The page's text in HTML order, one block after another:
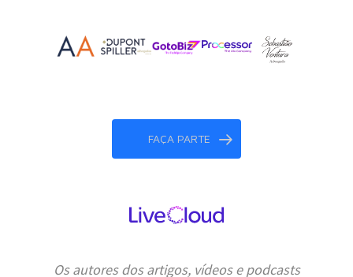
FAÇA PARTE
Os autores dos artigos, vídeos e podcasts